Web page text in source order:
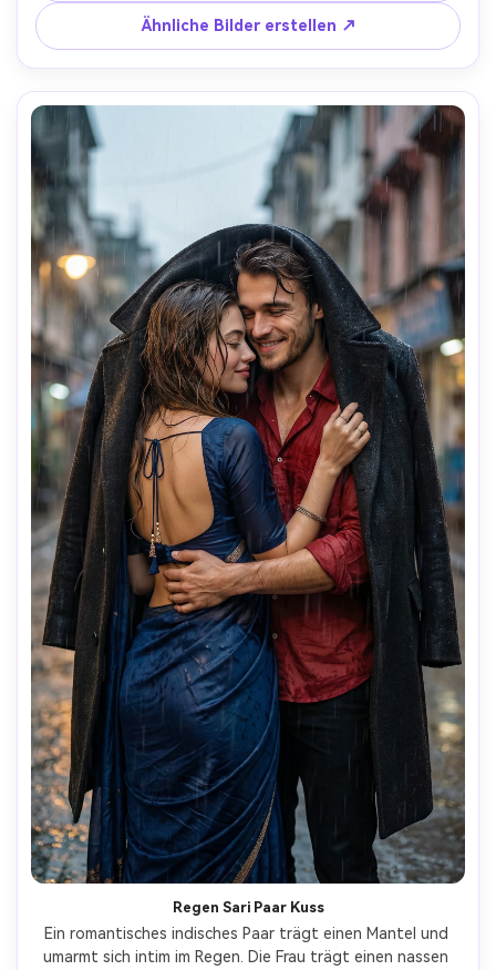
Kontrast erzeugen. Unfokussierte grüne Blätter im
Vordergrund verleihen Tiefe. Die allgemeine Ästhetik ist
ruhig, bodenständig und filmisch. Er posiert auf
romantische und stilvolle Weise und lehnt sich beiläufig
aus dem Fenster.
Ähnliche Bilder erstellen ↗
Regen Sari Paar Kuss
Ein romantisches indisches Paar trägt einen Mantel und
umarmt sich intim im Regen. Die Frau trägt einen nassen